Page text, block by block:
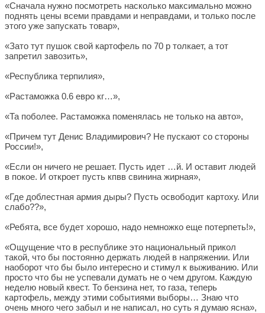
«Сначала нужно посмотреть насколько максимально можно
поднять цены всеми правдами и неправдами, и только после
этого уже запускать товар»,
«Зато тут пушок свой картофель по 70 р толкает, а тот
запретил завозить»,
«Республика терпилия»,
«Растаможка 0.6 евро кг…»,
«Та поболее. Растаможка поменялась не только на авто»,
«Причем тут Денис Владимирович? Не пускают со стороны
России!»,
«Если он ничего не решает. Пусть идет …й. И оставит людей
в покое. И откроет пусть кпвв свинина жирная»,
«Где доблестная армия дыры? Пусть освободит картоху. Или
слабо??»,
«Ребята, все будет хорошо, надо немножко еще потерпеть!»,
«Ощущение что в республике это национальный прикол
такой, что бы постоянно держать людей в напряжении. Или
наоборот что бы было интересно и стимул к выживанию. Или
просто что бы не успевали думать не о чем другом. Каждую
неделю новый квест. То бензина нет, то газа, теперь
картофель, между этими событиями выборы… Знаю что
очень много чего забыл и не написал, но суть я думаю ясна»,